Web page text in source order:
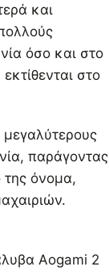
και
όσο και στο
στο
παράγοντας
της όνομα,
Aogami 2